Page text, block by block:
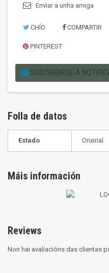
Enviar a unha amiga
CHÍO COMPARTIR
PINTEREST
SUSCRIBIRSE Á
Folla de datos
Estado Orixinal
Máis información
Reviews
Non hai avaliacións das clientas